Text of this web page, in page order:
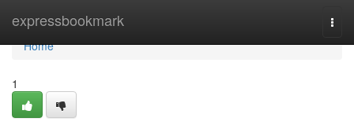
expressbookmark
Home
Home
1